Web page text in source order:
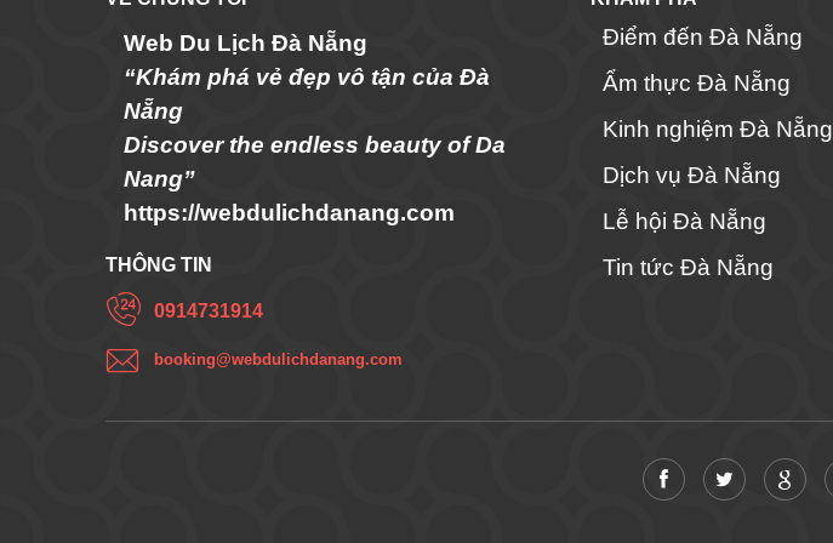
Web Du Lịch Đà Nẵng
“Khám phá vẻ đẹp vô tận của Đà
Nẵng
Discover the endless beauty of Da
Nang”
https://webdulichdanang.com
THÔNG TIN
0914731914
booking@webdulichdanang.com
Điểm đến Đà Nẵng
Ẩm thực Đà Nẵng
Kinh nghiệm Đà Nẵng
Dịch vụ Đà Nẵng
Lễ hội Đà Nẵng
Tin tức Đà Nẵng